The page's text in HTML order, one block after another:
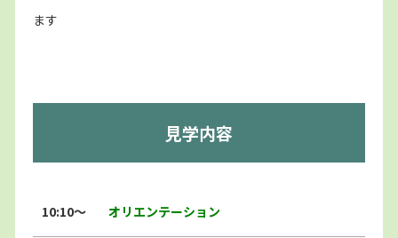
ます
見学内容
10:10〜 オリエンテーション